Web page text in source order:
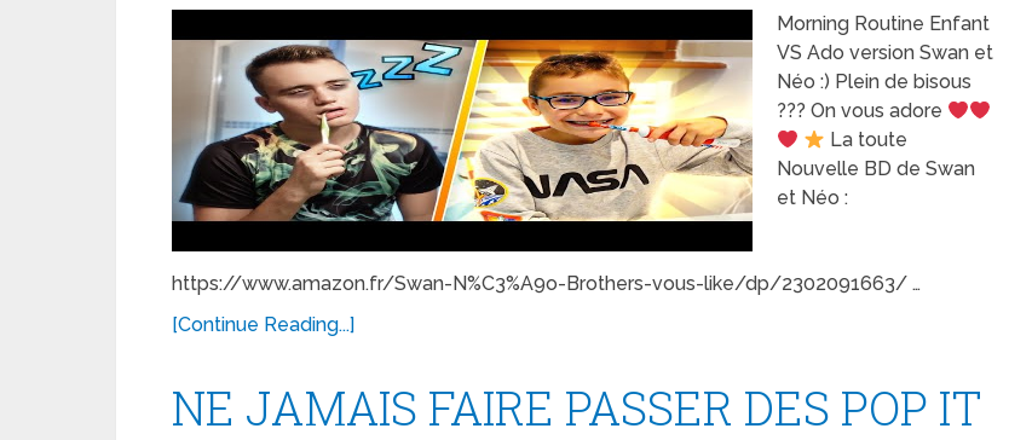
Morning Routine Enfant
VS Ado version Swan et
Néo :) Plein de bisous
??? On vous adore
La toute
Nouvelle BD de Swan
et Néo :
https://www.amazon.fr/Swan-N%C3%A9o-Brothers-vous-like/dp/2302091663/ …
[Continue Reading...]
NE JAMAIS FAIRE PASSER DES POP IT